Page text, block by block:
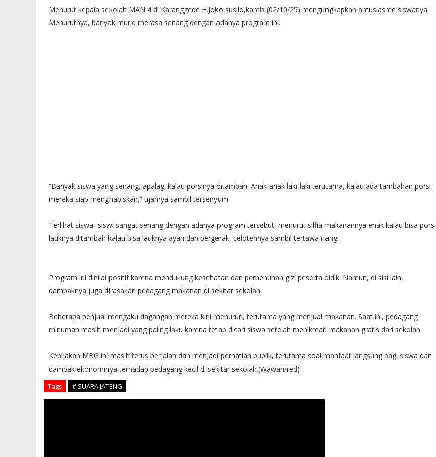
Menurut kepala sekolah MAN 4 di Karanggede H.Joko susilo,kamis (02/10/25) mengungkapkan antusiasme siswanya.
Menurutnya, banyak murid merasa senang dengan adanya program ini.
“Banyak siswa yang senang, apalagi kalau porsinya ditambah. Anak-anak laki-laki terutama, kalau ada tambahan porsi
mereka siap menghabiskan,” ujarnya sambil tersenyum.
Terlihat siswa- siswi sangat senang dengan adanya program tersebut, menurut silfia makanannya enak kalau bisa porsi
lauknya ditambah kalau bisa lauknya ayan dan bergerak, celotehnya sambil tertawa riang.
Program ini dinilai positif karena mendukung kesehatan dan pemenuhan gizi peserta didik. Namun, di sisi lain,
dampaknya juga dirasakan pedagang makanan di sekitar sekolah.
Beberapa penjual mengaku dagangan mereka kini menurun, terutama yang menjual makanan. Saat ini, pedagang
minuman masih menjadi yang paling laku karena tetap dicari siswa setelah menikmati makanan gratis dari sekolah.
Kebijakan MBG ini masih terus berjalan dan menjadi perhatian publik, terutama soal manfaat langsung bagi siswa dan
dampak ekonominya terhadap pedagang kecil di sekitar sekolah.(Wawan/red)
Tags # SUARA JATENG